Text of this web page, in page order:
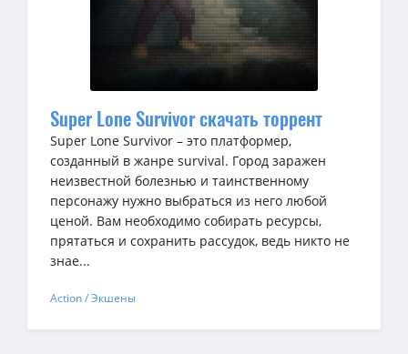
Super Lone Survivor скачать торрент
Super Lone Survivor – это платформер,
созданный в жанре survival. Город заражен
неизвестной болезнью и таинственному
персонажу нужно выбраться из него любой
ценой. Вам необходимо собирать ресурсы,
прятаться и сохранить рассудок, ведь никто не
знае...
Action / Экшены